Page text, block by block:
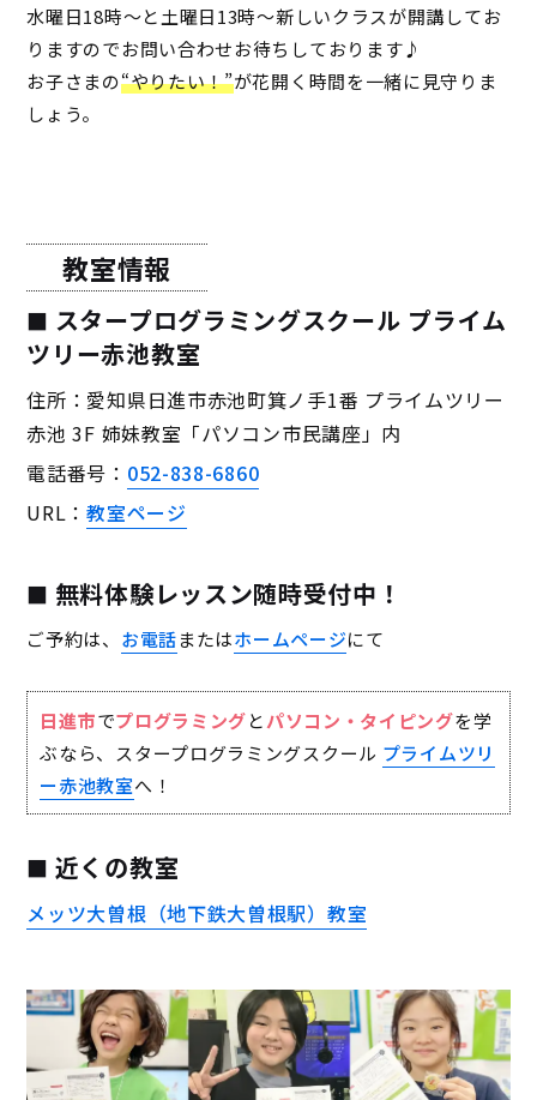
水曜日18時～と土曜日13時～新しいクラスが開講してお
りますのでお問い合わせお待ちしております♪
お子さまの“やりたい！”が花開く時間を一緒に見守りま
しょう。
教室情報
スタープログラミングスクール プライム
ツリー赤池教室
住所：愛知県日進市赤池町箕ノ手1番 プライムツリー
赤池 3F 姉妹教室「パソコン市民講座」内
電話番号： 052-838-6860
URL：教室ページ
無料体験レッスン随時受付中！
ご予約は、 お電話またはホームページにて
日進市でプログラミングとパソコン・タイピングを学
ぶなら、スタープログラミングスクール プライムツリ
ー赤池教室へ！
近くの教室
メッツ大曽根（地下鉄大曽根駅）教室